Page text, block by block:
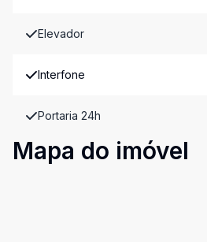
Elevador
Interfone
Portaria 24h
Mapa do imóvel